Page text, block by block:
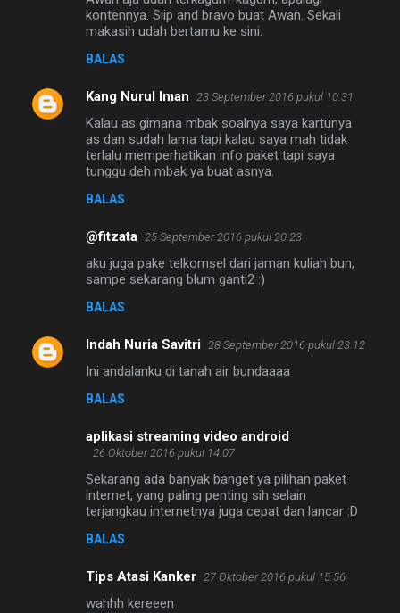
kontennya. Siip and bravo buat Awan. Sekali
makasih udah bertamu ke sini.
BALAS
Kang Nurul Iman 23 September 2016 pukul 10.31
Kalau as gimana mbak soalnya saya kartunya
as dan sudah lama tapi kalau saya mah tidak
terlalu memperhatikan info paket tapi saya
tunggu deh mbak ya buat asnya.
BALAS
@fitzata 25 September 2016 pukul 20.23
aku juga pake telkomsel dari jaman kuliah bun,
sampe sekarang blum ganti2 :)
BALAS
Indah Nuria Savitri 28 September 2016 pukul 23.12
Ini andalanku di tanah air bundaaaa
BALAS
aplikasi streaming video android
26 Oktober 2016 pukul 14.07
Sekarang ada banyak banget ya pilihan paket
internet, yang paling penting sih selain
terjangkau internetnya juga cepat dan lancar :D
BALAS
Tips Atasi Kanker 27 Oktober 2016 pukul 15.56
wahhh kereeen